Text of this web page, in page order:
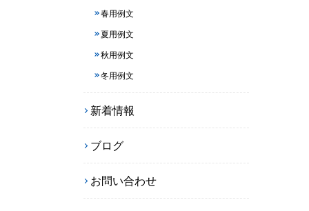
春用例文
夏用例文
秋用例文
冬用例文
新着情報
ブログ
お問い合わせ